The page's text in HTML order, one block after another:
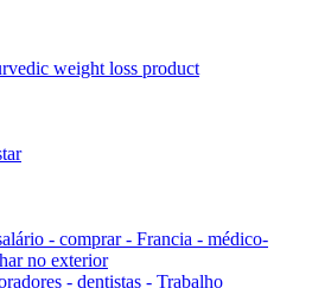
weight loss product
- comprar - Francia - médico-
no exterior
- dentistas - Trabalho